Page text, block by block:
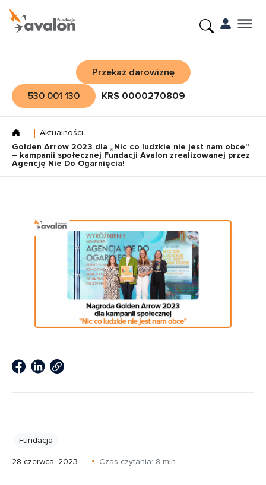
Przekaż darowiznę
530 001 130
KRS 0000270809
Aktualności
Golden Arrow 2023 dla „Nic co ludzkie nie jest nam obce”
– kampanii społecznej Fundacji Avalon zrealizowanej przez
Agencję Nie Do Ogarnięcia!
Fundacja
28 czerwca, 2023 Czas czytania: 8 min